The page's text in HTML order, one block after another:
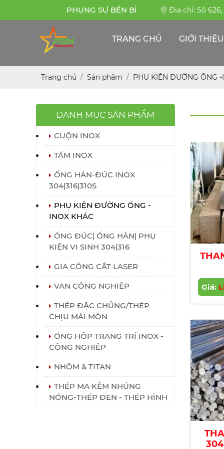
PHỤNG SỰ BỀN BỈ Địa chỉ: Số 626,
TRANG CHỦ GIỚI THIỆU
Trang chủ Sản phẩm PHỤ KIỆN ĐƯỜNG ỐNG -
DANH MỤC SẢN PHẨM
CUỘN INOX
TẤM INOX
ỐNG HÀN-ĐÚC INOX
304|316|310S
PHỤ KIỆN ĐƯỜNG ỐNG -
INOX KHÁC
ỐNG ĐÚC| ỐNG HÀN| PHỤ
KIỆN VI SINH 304|316
GIA CÔNG CẮT LASER
VAN CÔNG NGHIỆP
THÉP ĐẶC CHỦNG/THÉP
CHỊU MÀI MÒN
ỐNG HỘP TRANG TRÍ INOX -
CÔNG NGHIỆP
NHÔM & TITAN
THÉP MẠ KẼM NHÚNG
NÓNG-THÉP ĐEN - THÉP HÌNH
Giá: